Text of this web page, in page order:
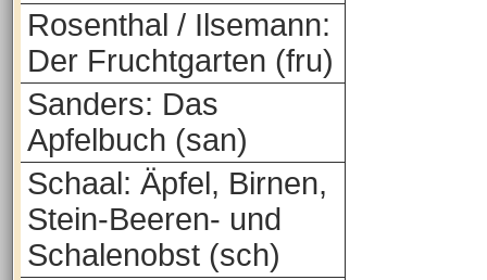
Rosenthal / Ilsemann:
Der Fruchtgarten (fru)
Sanders: Das
Apfelbuch (san)
Schaal: Äpfel, Birnen,
Stein-Beeren- und
Schalenobst (sch)